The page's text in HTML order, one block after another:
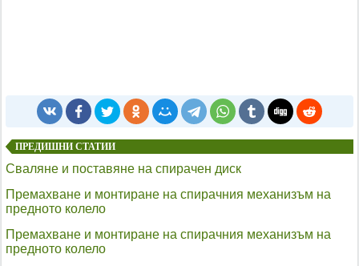
ПРЕДИШНИ СТАТИИ
Сваляне и поставяне на спирачен диск
Премахване и монтиране на спирачния механизъм на
предното колело
Премахване и монтиране на спирачния механизъм на
предното колело